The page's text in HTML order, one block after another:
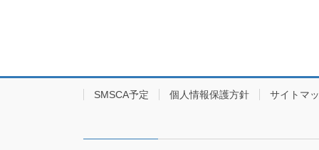
SMSCA予定 個人情報保護方針 サイトマ